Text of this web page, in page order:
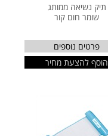
תיק נשיאה ממותג
שומר חום קור
פרטים נוספים
הוסף להצעת מחיר